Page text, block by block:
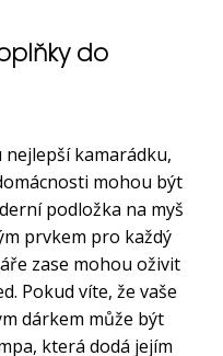
do
kamarádku,
mohou být
podložka na myš
prvkem pro každý
zase mohou oživit
Pokud víte, že vaše
dárkem může být
která dodá jejím